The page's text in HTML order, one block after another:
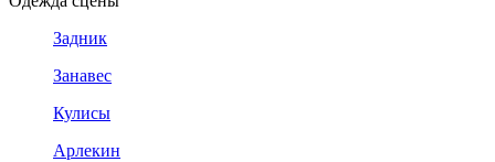
Задник
Занавес
Кулисы
Арлекин